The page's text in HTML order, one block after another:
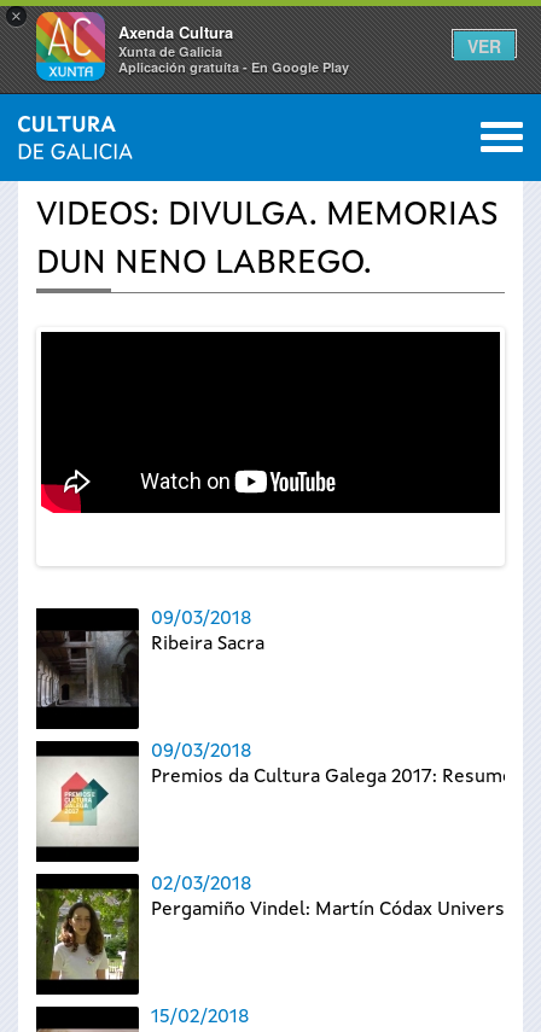
×
Axenda Cultura
Xunta de Galicia
Aplicación gratuíta - En Google Play
VER
Vostede
aquí
INICIO › ACTUALIDADE 0
VIDEOS: DIVULGA. MEMORIAS
DUN NENO LABREGO.
09/03/2018
Ribeira Sacra
09/03/2018
Premios da Cultura Galega 2017: Resumo
02/03/2018
Pergamiño Vindel: Martín Códax Universal
15/02/2018